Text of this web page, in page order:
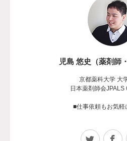
児島 悠史（薬剤師
京都薬科大学 大
日本薬剤師会JPALS
■仕事依頼もお気軽
Twitter